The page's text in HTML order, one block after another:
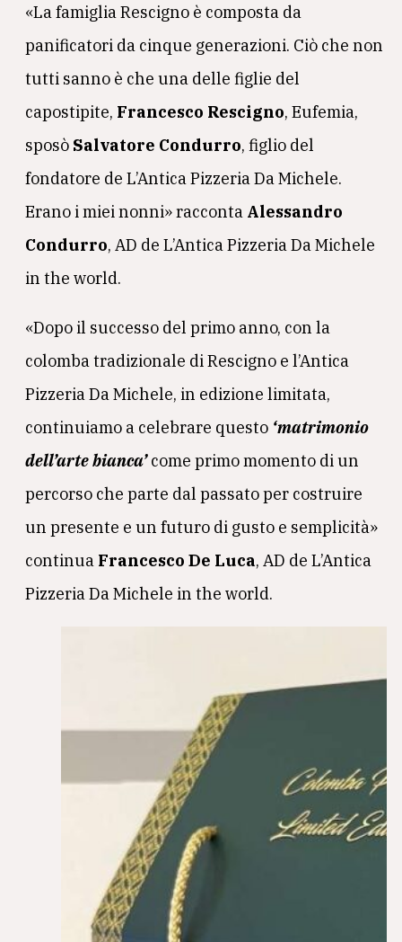
«La famiglia Rescigno è composta da
panificatori da cinque generazioni. Ciò che non
tutti sanno è che una delle figlie del
capostipite, Francesco Rescigno, Eufemia,
sposò Salvatore Condurro, figlio del
fondatore de L’Antica Pizzeria Da Michele.
Erano i miei nonni» racconta Alessandro
Condurro, AD de L’Antica Pizzeria Da Michele
in the world.
«Dopo il successo del primo anno, con la
colomba tradizionale di Rescigno e l’Antica
Pizzeria Da Michele, in edizione limitata,
continuiamo a celebrare questo ‘matrimonio
dell’arte bianca’come primo momento di un
percorso che parte dal passato per costruire
un presente e un futuro di gusto e semplicità»
continua Francesco De Luca, AD de L’Antica
Pizzeria Da Michele in the world.